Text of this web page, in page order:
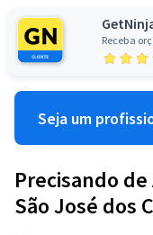
Receba
Seja um
Precisando
São José dos